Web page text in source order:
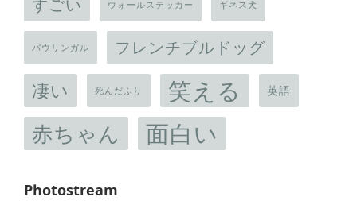
すごい ウォールステッカー ギネス犬
バウリンガル フレンチブルドッグ
凄い 死んだふり 笑える 英語
赤ちゃん 面白い
Photostream